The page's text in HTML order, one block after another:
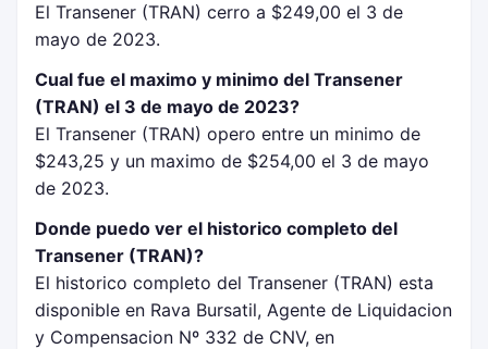
El Transener (TRAN) cerro a $249,00 el 3 de
mayo de 2023.
Cual fue el maximo y minimo del Transener
(TRAN) el 3 de mayo de 2023?
El Transener (TRAN) opero entre un minimo de
$243,25 y un maximo de $254,00 el 3 de mayo
de 2023.
Donde puedo ver el historico completo del
Transener (TRAN)?
El historico completo del Transener (TRAN) esta
disponible en Rava Bursatil, Agente de Liquidacion
y Compensacion Nº 332 de CNV, en